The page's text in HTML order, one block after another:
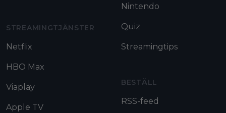
STREAMINGTJÄNSTER
Netflix
HBO Max
Viaplay
Apple TV
Nintendo
Quiz
Streamingtips
BESTÄLL
RSS-feed